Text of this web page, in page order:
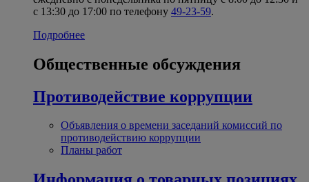
с 13:30 до 17:00 по телефону 49-23-59.
Подробнее
Общественные обсуждения
Противодействие коррупции
Объявления о времени заседаний комиссий по
противодействию коррупции
Планы работ